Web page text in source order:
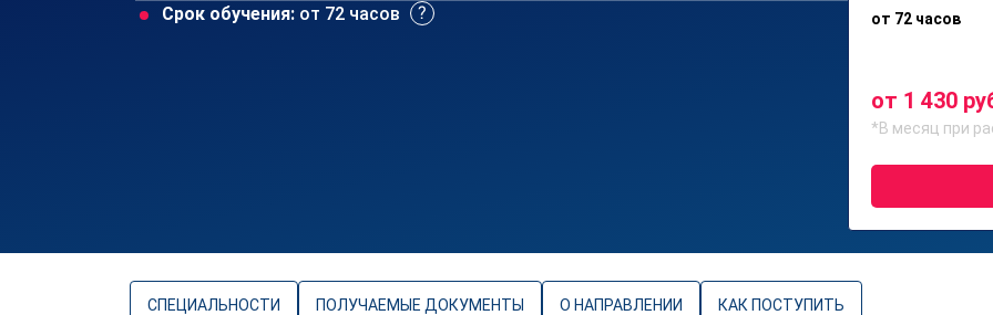
Срок обучения: от 72 часов
от 72 часов
от 1 430
*В месяц при
СПЕЦИАЛЬНОСТИ ПОЛУЧАЕМЫЕ ДОКУМЕНТЫ О НАПРАВЛЕНИИ КАК ПОСТУПИТЬ